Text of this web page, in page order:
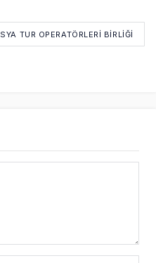
TUR OPERATÖRLERI BIRLIĞI